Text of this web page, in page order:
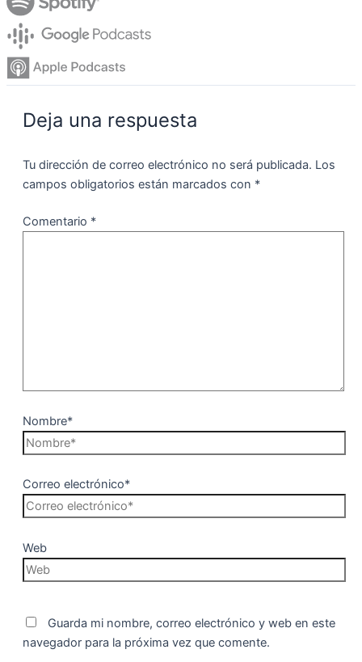
Deja una respuesta
Tu dirección de correo electrónico no será publicada. Los
campos obligatorios están marcados con *
Comentario *
Nombre*
Correo electrónico*
Web
Guarda mi nombre, correo electrónico y web en este
navegador para la próxima vez que comente.